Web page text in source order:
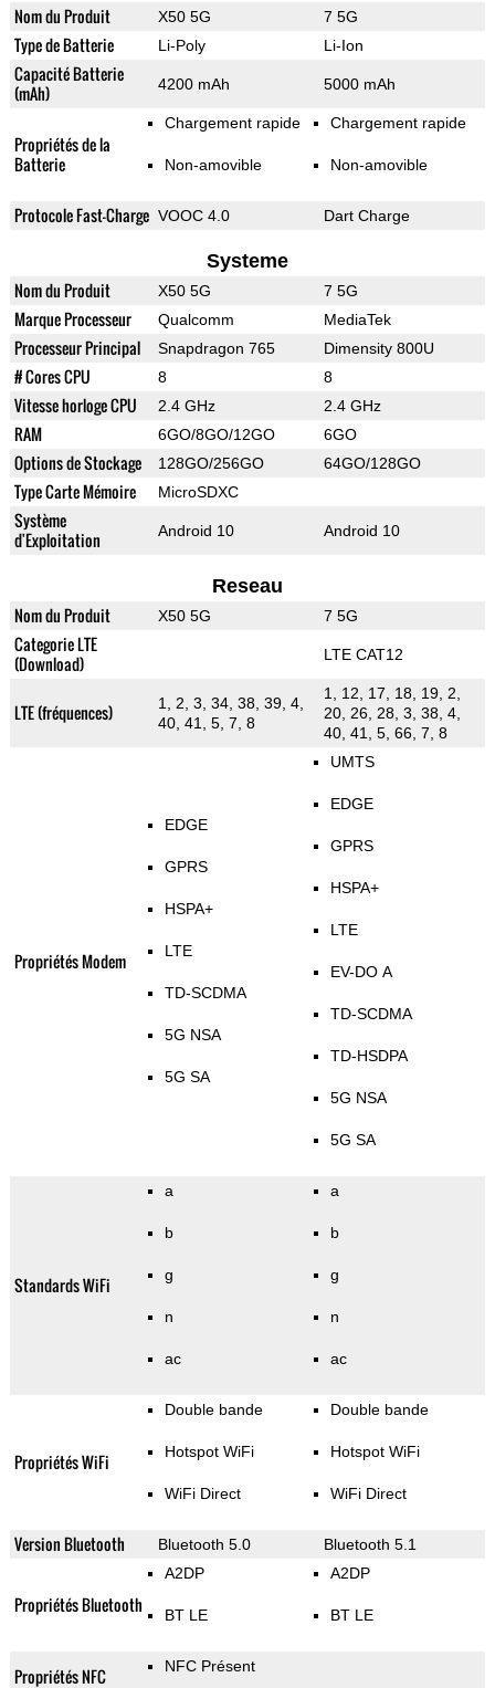
Nom du Produit X50 5G 7 5G
Type de Batterie Li-Poly Li-Ion
Capacité Batterie
(mAh)
4200 mAh 5000 mAh
Propriétés de la
Batterie
Chargement rapide
Non-amovible
Chargement rapide
Non-amovible
Protocole Fast-Charge VOOC 4.0 Dart Charge
Systeme
Nom du Produit X50 5G 7 5G
Marque Processeur Qualcomm MediaTek
Processeur Principal Snapdragon 765 Dimensity 800U
# Cores CPU 8 8
Vitesse horloge CPU 2.4 GHz 2.4 GHz
RAM 6GO/8GO/12GO 6GO
Options de Stockage 128GO/256GO 64GO/128GO
Type Carte Mémoire MicroSDXC
Système
d'Exploitation
Android 10 Android 10
Reseau
Nom du Produit X50 5G 7 5G
Categorie LTE
(Download)
LTE CAT12
LTE (fréquences)
1, 2, 3, 34, 38, 39, 4,
40, 41, 5, 7, 8
1, 12, 17, 18, 19, 2,
20, 26, 28, 3, 38, 4,
40, 41, 5, 66, 7, 8
Propriétés Modem
EDGE
GPRS
HSPA+
LTE
TD-SCDMA
5G NSA
5G SA
UMTS
EDGE
GPRS
HSPA+
LTE
EV-DO A
TD-SCDMA
TD-HSDPA
5G NSA
5G SA
Standards WiFi
a
b
g
n
ac
a
b
g
n
ac
Propriétés WiFi
Double bande
Hotspot WiFi
WiFi Direct
Double bande
Hotspot WiFi
WiFi Direct
Version Bluetooth Bluetooth 5.0 Bluetooth 5.1
Propriétés Bluetooth
A2DP
BT LE
A2DP
BT LE
Propriétés NFC NFC Présent